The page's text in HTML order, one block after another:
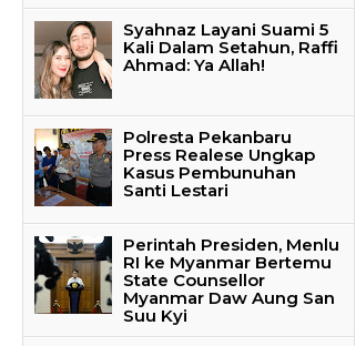
Syahnaz Layani Suami 5
Kali Dalam Setahun, Raffi
Ahmad: Ya Allah!
Polresta Pekanbaru
Press Realese Ungkap
Kasus Pembunuhan
Santi Lestari
Perintah Presiden, Menlu
RI ke Myanmar Bertemu
State Counsellor
Myanmar Daw Aung San
Suu Kyi